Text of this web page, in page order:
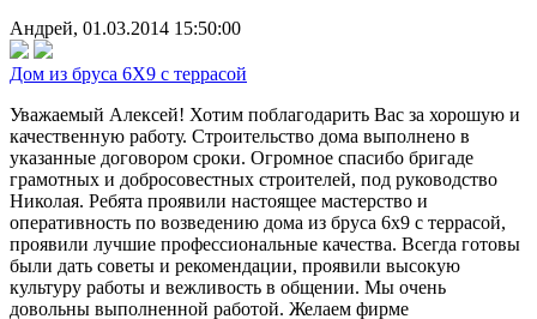
Андрей, 01.03.2014 15:50:00
Дом из бруса 6Х9 с террасой
Уважаемый Алексей! Хотим поблагодарить Вас за хорошую и
качественную работу. Строительство дома выполнено в
указанные договором сроки. Огромное спасибо бригаде
грамотных и добросовестных строителей, под руководство
Николая. Ребята проявили настоящее мастерство и
оперативность по возведению дома из бруса 6х9 с террасой,
проявили лучшие профессиональные качества. Всегда готовы
были дать советы и рекомендации, проявили высокую
культуру работы и вежливость в общении. Мы очень
довольны выполненной работой. Желаем фирме